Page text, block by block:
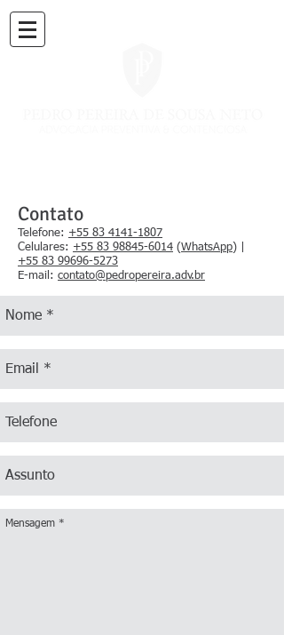
Contato
Telefone: +55 83 4141-1807
Celulares: +55 83 98845-6014 (WhatsApp) |
+55 83 99696-5273
​E-mail: contato@pedropereira.adv.br